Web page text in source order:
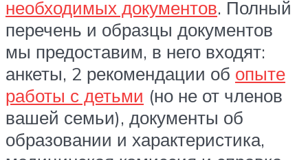
необходимых документов. Полный
перечень и образцы документов
мы предоставим, в него входят:
анкеты, 2 рекомендации об опыте
работы с детьми (но не от членов
вашей семьи), документы об
образовании и характеристика,